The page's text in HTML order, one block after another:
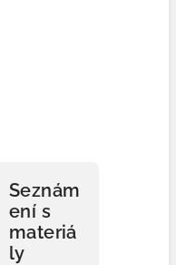
🧩
Seznám
ení s
materiá
ly